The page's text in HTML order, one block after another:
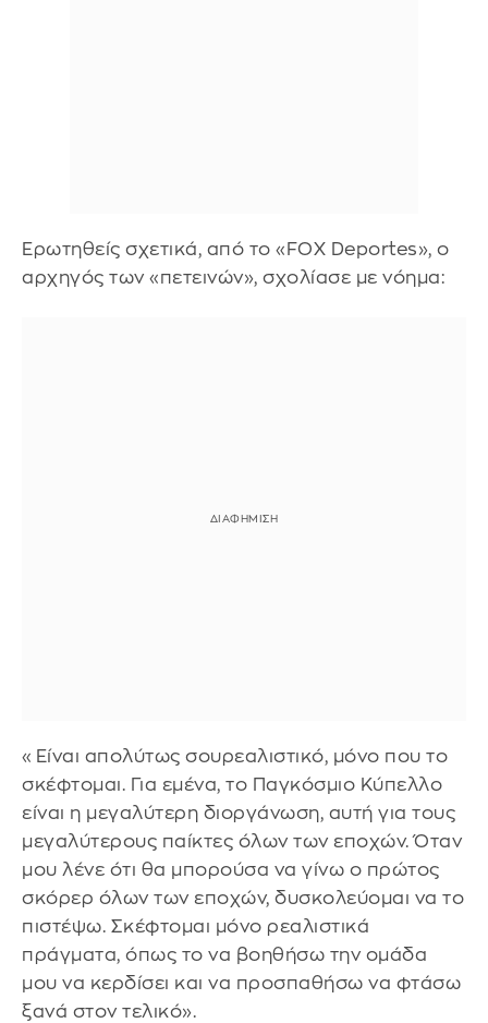
Ερωτηθείς σχετικά, από το «FOX Deportes», ο
αρχηγός των «πετεινών», σχολίασε με νόημα:
«Είναι απολύτως σουρεαλιστικό, μόνο που το
σκέφτομαι. Για εμένα, το Παγκόσμιο Κύπελλο
είναι η μεγαλύτερη διοργάνωση, αυτή για τους
μεγαλύτερους παίκτες όλων των εποχών. Όταν
μου λένε ότι θα μπορούσα να γίνω ο πρώτος
σκόρερ όλων των εποχών, δυσκολεύομαι να το
πιστέψω. Σκέφτομαι μόνο ρεαλιστικά
πράγματα, όπως το να βοηθήσω την ομάδα
μου να κερδίσει και να προσπαθήσω να φτάσω
ξανά στον τελικό».